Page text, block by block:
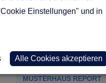
MUSTERHAUS REPORT
Einstellungen" und in
Alle Cookies akzeptieren